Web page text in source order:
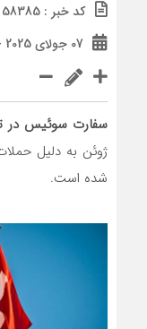
کد خبر : 58385
07 جولای 2025 - 9:06
سفارت سوئیس در
ژوئن به دلیل
شده است.